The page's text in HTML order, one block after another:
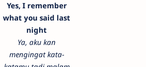
Yes, I remember
what you said last
night
Ya, aku kan
mengingat kata-